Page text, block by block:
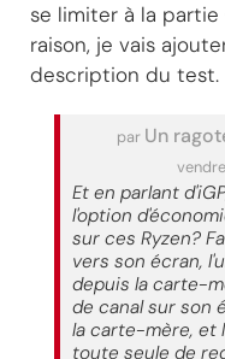
se limiter à la partie
raison, je vais
description du test.
par Un
Et en parlant
l'option
sur ces Ryzen?
vers son écran,
depuis la carte-
de canal sur son
la carte-mère, et
toute seule de